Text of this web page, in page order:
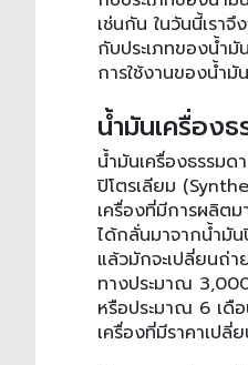
เช่นกัน ในวันนี้เราจึ
กับประเภทของน้ำ
การใช้งานของน้ำมั
น้ำมันเครื่องธ
น้ำมันเครื่องธรรมด
ปิโตรเลียม
เครื่องที่มีการผลิต
ได้กลั่นมาจากน้ำมั
แล้วมักจะเปลี่ยนถ่า
ทางประมาณ
หรือประมาณ 6 เดื
เครื่องที่มีราคาเป